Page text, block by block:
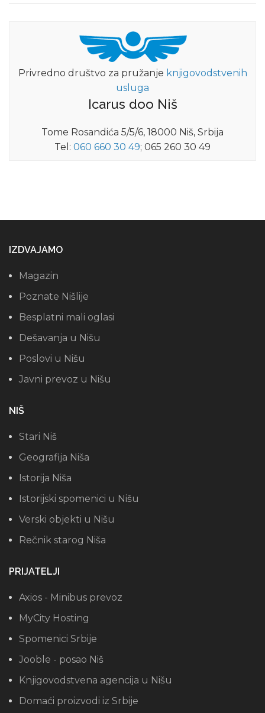
Privredno društvo za pružanje knjigovodstvenih
usluga
Icarus doo Niš
Tome Rosandića 5/5/6, 18000 Niš, Srbija
Tel: 060 660 30 49; 065 260 30 49
IZDVAJAMO
Magazin
Poznate Nišlije
Besplatni mali oglasi
Dešavanja u Nišu
Poslovi u Nišu
Javni prevoz u Nišu
NIŠ
Stari Niš
Geografija Niša
Istorija Niša
Istorijski spomenici u Nišu
Verski objekti u Nišu
Rečnik starog Niša
PRIJATELJI
Axios - Minibus prevoz
MyCity Hosting
Spomenici Srbije
Jooble - posao Niš
Knjigovodstvena agencija u Nišu
Domaći proizvodi iz Srbije